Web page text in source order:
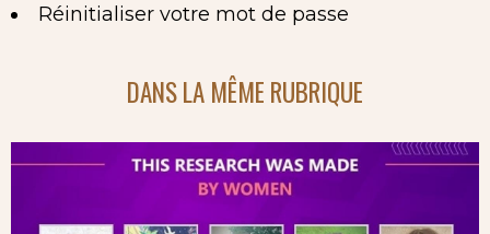
Réinitialiser votre mot de passe
DANS LA MÊME RUBRIQUE